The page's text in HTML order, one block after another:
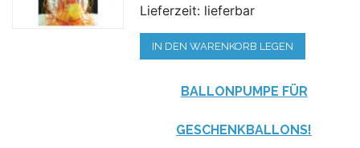
Lieferzeit: lieferbar
IN DEN WARENKORB LEGEN
BALLONPUMPE FÜR
GESCHENKBALLONS!